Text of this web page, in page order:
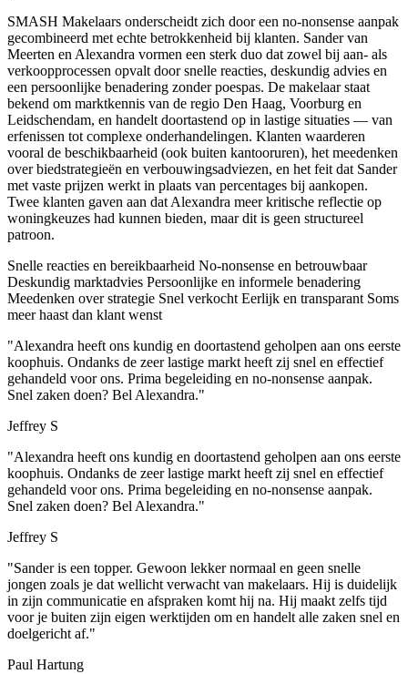
SMASH Makelaars onderscheidt zich door een no-nonsense aanpak
gecombineerd met echte betrokkenheid bij klanten. Sander van
Meerten en Alexandra vormen een sterk duo dat zowel bij aan- als
verkoopprocessen opvalt door snelle reacties, deskundig advies en
een persoonlijke benadering zonder poespas. De makelaar staat
bekend om marktkennis van de regio Den Haag, Voorburg en
Leidschendam, en handelt doortastend op in lastige situaties — van
erfenissen tot complexe onderhandelingen. Klanten waarderen
vooral de beschikbaarheid (ook buiten kantooruren), het meedenken
over biedstrategieën en verbouwingsadviezen, en het feit dat Sander
met vaste prijzen werkt in plaats van percentages bij aankopen.
Twee klanten gaven aan dat Alexandra meer kritische reflectie op
woningkeuzes had kunnen bieden, maar dit is geen structureel
patroon.
Snelle reacties en bereikbaarheid No-nonsense en betrouwbaar
Deskundig marktadvies Persoonlijke en informele benadering
Meedenken over strategie Snel verkochtEerlijk en transparantSoms
meer haast dan klant wenst
"Alexandra heeft ons kundig en doortastend geholpen aan ons eerste
koophuis. Ondanks de zeer lastige markt heeft zij snel en effectief
gehandeld voor ons. Prima begeleiding en no-nonsense aanpak.
Snel zaken doen? Bel Alexandra."
Jeffrey S
"Alexandra heeft ons kundig en doortastend geholpen aan ons eerste
koophuis. Ondanks de zeer lastige markt heeft zij snel en effectief
gehandeld voor ons. Prima begeleiding en no-nonsense aanpak.
Snel zaken doen? Bel Alexandra."
Jeffrey S
"Sander is een topper. Gewoon lekker normaal en geen snelle
jongen zoals je dat wellicht verwacht van makelaars. Hij is duidelijk
in zijn communicatie en afspraken komt hij na. Hij maakt zelfs tijd
voor je buiten zijn eigen werktijden om en handelt alle zaken snel en
doelgericht af."
Paul Hartung